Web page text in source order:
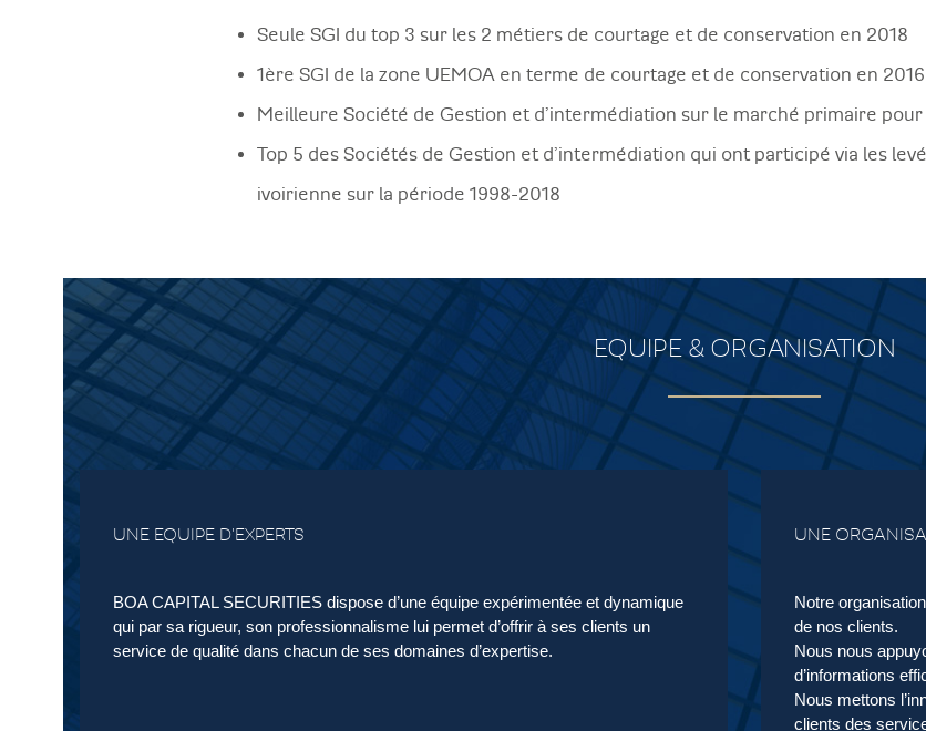
Seule SGI du top 3 sur les 2 métiers de courtage et de conservation en 2018
1ère SGI de la zone UEMOA en terme de courtage et de conservation en 2016
Meilleure Société de Gestion et d’intermédiation sur le marché primaire
Top 5 des Sociétés de Gestion et d’intermédiation qui ont participé via les
ivoirienne sur la période 1998-2018
EQUIPE & ORGANISATION
UNE EQUIPE D'EXPERTS
BOA CAPITAL SECURITIES dispose d’une équipe expérimentée et dynamique
qui par sa rigueur, son professionnalisme lui permet d’offrir à ses clients un
service de qualité dans chacun de ses domaines d’expertise.
UNE
Notre
de nos clients.
Nous nous
d’informations
Nous mettons
clients des